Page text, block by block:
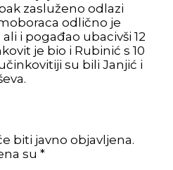
zasluženo odlazi
odlično je
i pogađao ubacivši 12
je bio i Rubinić s 10
su bili Janjić i
biti javno objavljena.
su *